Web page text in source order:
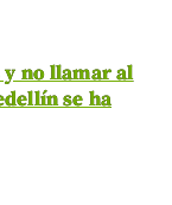
no llamar al
se ha